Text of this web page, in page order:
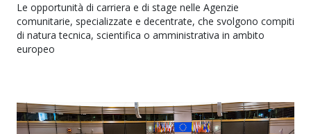
Le opportunità di carriera e di stage nelle Agenzie
comunitarie, specializzate e decentrate, che svolgono compiti
di natura tecnica, scientifica o amministrativa in ambito
europeo